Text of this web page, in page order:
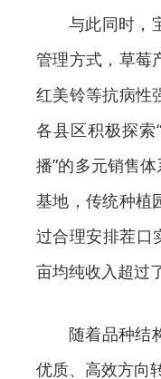
与此同时，
管理方式，草莓
红美铃等抗病性
各县区积极探索
播”的多元销售
基地，传统种植
过合理安排茬口
亩均纯收入超过
随着品种结
优质、高效方向